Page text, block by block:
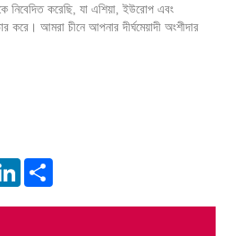
নিবেদিত করেছি, যা এশিয়া, ইউরোপ এবং
করে। আমরা চীনে আপনার দীর্ঘমেয়াদী অংশীদার
LinkedIn